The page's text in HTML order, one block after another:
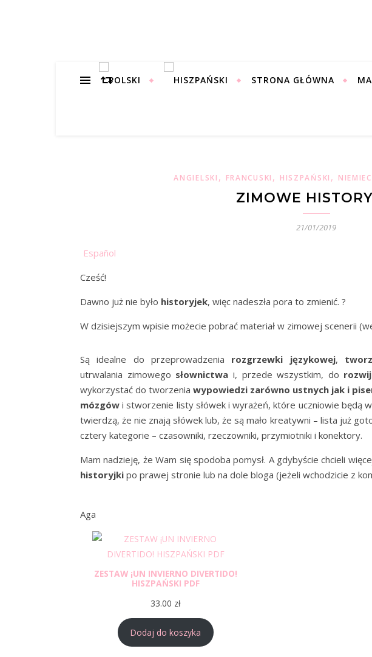
STRONA GŁÓWNA
ANGIELSKI , FRANCUSKI , HISZPAŃSKI ,
ZIMOWE
21/01/2019
Español
Cześć!
Dawno już nie było historyjek, więc nadeszła pora to zmienić. ?
W dzisiejszym wpisie możecie pobrać materiał w zimowej scenerii
Są idealne do przeprowadzenia rozgrzewki językowej,
utrwalania zimowego słownictwa i, przede wszystkim, do
wykorzystać do tworzenia wypowiedzi zarówno ustnych jak i
mózgów i stworzenie listy słówek i wyrażeń, które uczniowie będą
twierdzą, że nie znają słówek lub, że są mało kreatywni – lista już
cztery kategorie – czasowniki, rzeczowniki, przymiotniki i konektory.
Mam nadzieję, że Wam się spodoba pomysł. A gdybyście chcieli
historyjki po prawej stronie lub na dole bloga (jeżeli wchodzicie z
Aga
ZESTAW ¡UN INVIERNO DIVERTIDO!
HISZPAŃSKI PDF
33.00 zł
Dodaj do koszyka